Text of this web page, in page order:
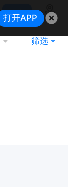
搜索
地图
筛选
打开APP